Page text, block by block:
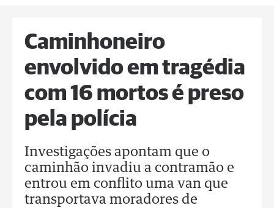
Caminhoneiro
envolvido em tragédia
com 16 mortos é preso
pela polícia
Investigações apontam que o
caminhão invadiu a contramão e
entrou em conflito uma van que
transportava moradores de